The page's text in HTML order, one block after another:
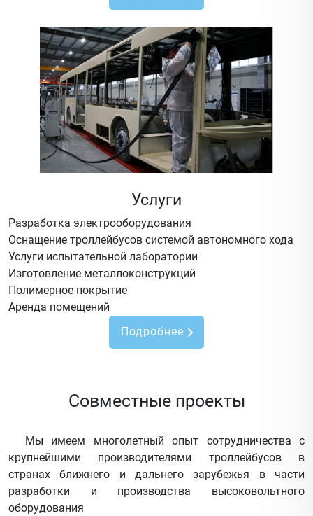
Услуги
Разработка электрооборудования
Оснащение троллейбусов системой автономного хода
Услуги испытательной лаборатории
Изготовление металлоконструкций
Полимерное покрытие
Аренда помещений
Подробнее
Совместные проекты
Мы имеем многолетный опыт сотрудничества с
крупнейшими производителями троллейбусов в
странах ближнего и дальнего зарубежья в части
разработки и производства высоковольтного
оборудования